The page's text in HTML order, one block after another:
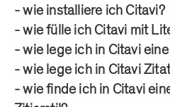
- wie installiere ich Citavi?
- wie fülle ich Citavi mit
- wie lege ich in Citavi
- wie lege ich in Citavi
- wie finde ich in Citavi